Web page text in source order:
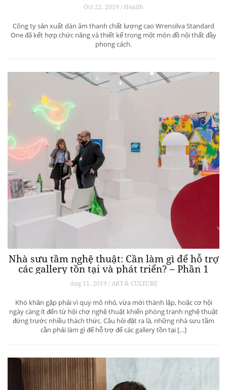
Oct 22, 2019 / Health
Công ty sản xuất dàn âm thanh chất lượng cao Wrensilva Standard
One đã kết hợp chức năng và thiết kế trong một món đồ nội thất đầy
phong cách.
Nhà sưu tầm nghệ thuật: Cần làm gì để hỗ trợ
các gallery tồn tại và phát triển? – Phần 1
Aug 11, 2019 / ART & CULTURE
Khó khăn gặp phải vì quy mô nhỏ, vừa mới thành lập, hoặc cơ hội
ngày càng ít đến từ hội chợ nghệ thuật khiến phòng tranh nghệ thuật
đứng trước nhiều thách thức. Câu hỏi đặt ra là, những nhà sưu tầm
cần phải làm gì để hỗ trợ để các gallery tồn tại […]